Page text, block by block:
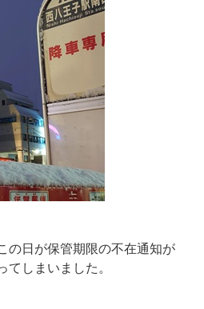
の日が保管期限の不在通知が
しまいました。